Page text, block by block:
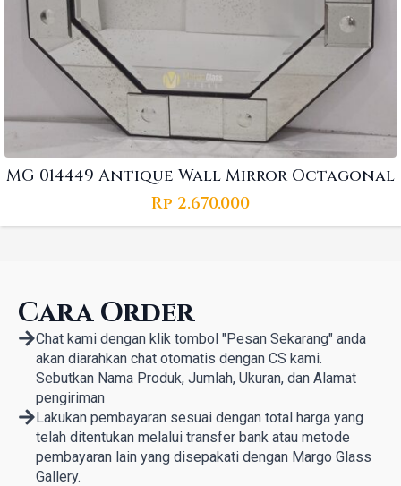
MG 014449 Antique Wall Mirror Octagonal
Rp 2.670.000
Cara Order
Chat kami dengan klik tombol "Pesan Sekarang" anda
akan diarahkan chat otomatis dengan CS kami.
Sebutkan Nama Produk, Jumlah, Ukuran, dan Alamat
pengiriman
Lakukan pembayaran sesuai dengan total harga yang
telah ditentukan melalui transfer bank atau metode
pembayaran lain yang disepakati dengan Margo Glass
Gallery.